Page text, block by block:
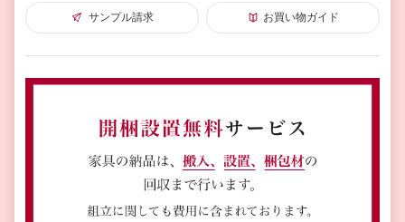
サンプル請求 お買い物ガイド